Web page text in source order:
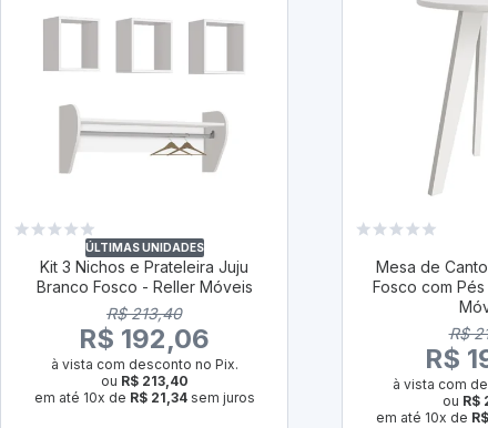
ÚLTIMAS UNIDADES
Kit 3 Nichos e Prateleira Juju
Branco Fosco - Reller Móveis
R$ 213,40
R$ 192,06
à vista com desconto no Pix.
ou R$ 213,40
em até 10x de R$ 21,34sem juros
Mesa de
Fosco com
R$
R$
à vista com
ou R$
em até 10x de